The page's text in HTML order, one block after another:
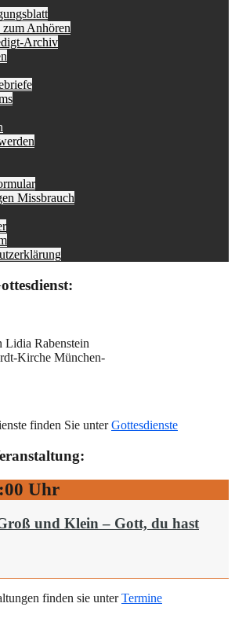
zum Anhören
Archiv
Missbrauch
Lidia Rabenstein
Kirche München-
finden Sie unterGottesdienste
Uhr
und Klein – Gott, du hast
finden sie unterTermine